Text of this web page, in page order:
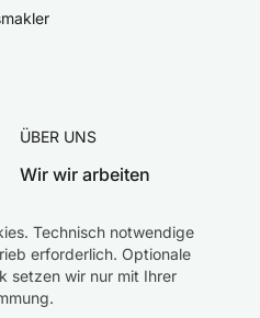
ÜBER UNS
Wir wir arbeiten
Karriere
Technisch notwendige
erforderlich. Optionale
setzen wir nur mit Ihrer